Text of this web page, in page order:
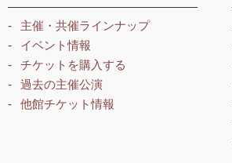
主催・共催ラインナップ
イベント情報
チケットを購入する
過去の主催公演
他館チケット情報